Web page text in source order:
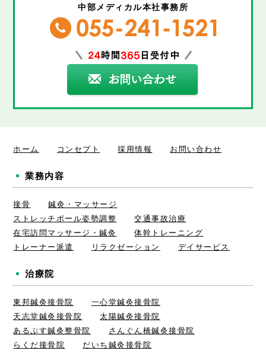
中部メディカル本社事務所
ホーム コンセプト 採用情報 お問い合わせ
業務内容
接骨
鍼灸・マッサージ
ストレッチポール姿勢調整
交通事故治療
在宅訪問マッサージ・鍼灸
体幹トレーニング
トレーナー派遣
リラクゼーション デイサービス
治療院
東邦鍼灸接骨院
一心堂鍼灸接骨院
天志堂鍼灸接骨院
太陽鍼灸接骨院
あるぷす鍼灸整骨院
さんぐん橋鍼灸接骨院
らくだ接骨院
だいち鍼灸接骨院